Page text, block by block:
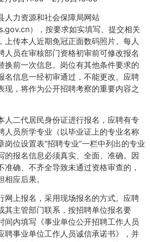
人力资源和社会保障局网站
），按要求如实填写、提交相关
上传本人近期免冠正面数码照片。每人
人员在审核部门资格初审前可修改报名
换前一次信息。岗位有其他条件要求的
名信息一经初审通过，不能更改。应聘
现，将作为公开招聘考察的重要内容之
人二代居民身份证进行报名，应聘有专
人员所学专业（以毕业证上的专业名称
岗位设置表“招聘专业”一栏中列出的专业
的报名信息必须真实、全面、准确。因
准确、不齐全导致未通过资格审查的，
应后果。
网上报名，采用现场报名的方式。应聘
其主管部门联系，按招聘单位报名要
间内填写《事业单位公开招聘工作人员
聘事业单位工作人员诚信承诺书》，并